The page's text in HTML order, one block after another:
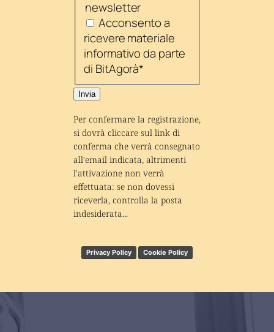
newsletter
Acconsento a
ricevere materiale
informativo da parte
di BitAgorà*
Invia
Per confermare la registrazione,
si dovrà cliccare sul link di
conferma che verrà consegnato
all'email indicata, altrimenti
l'attivazione non verrà
effettuata: se non dovessi
riceverla, controlla la posta
indesiderata...
Privacy Policy Cookie Policy